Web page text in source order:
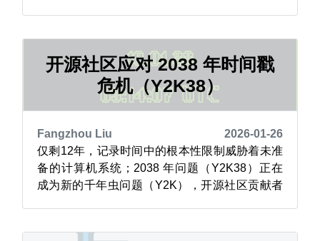
目方已发布一份最新提案草案，其中概述了项目
在技术决策与社区决策管理模式...
开源社区应对 2038 年时间戳
危机（Y2K38）
Fangzhou Liu
2026-01-26
仅剩12年，记录时间中的根本性限制威胁着未准
备的计算机系统；2038 年问题（Y2K38）正在
成为新的千年虫问题（Y2K），开源社区贡献者
的更为常见。openSUSE 正在通过早期测试、工